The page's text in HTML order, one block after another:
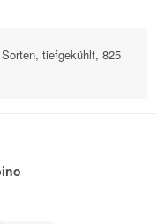
tiefgekühlt, 825